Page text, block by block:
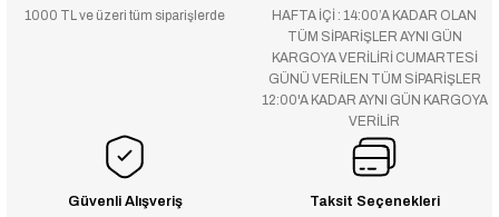
1000 TL ve üzeri tüm siparişlerde
HAFTA İÇİ : 14:00’A KADAR OLAN
TÜM SİPARİŞLER AYNI GÜN
KARGOYA VERİLİRİ CUMARTESİ
GÜNÜ VERİLEN TÜM SİPARİŞLER
12:00'A KADAR AYNI GÜN KARGOYA
VERİLİR
Güvenli Alışveriş Taksit Seçenekleri